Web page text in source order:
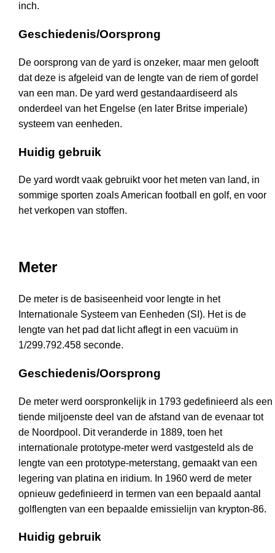
inch.
Geschiedenis/Oorsprong
De oorsprong van de yard is onzeker, maar men gelooft
dat deze is afgeleid van de lengte van de riem of gordel
van een man. De yard werd gestandaardiseerd als
onderdeel van het Engelse (en later Britse imperiale)
systeem van eenheden.
Huidig gebruik
De yard wordt vaak gebruikt voor het meten van land, in
sommige sporten zoals American football en golf, en voor
het verkopen van stoffen.
Meter
De meter is de basiseenheid voor lengte in het
Internationale Systeem van Eenheden (SI). Het is de
lengte van het pad dat licht aflegt in een vacuüm in
1/299.792.458 seconde.
Geschiedenis/Oorsprong
De meter werd oorspronkelijk in 1793 gedefinieerd als een
tiende miljoenste deel van de afstand van de evenaar tot
de Noordpool. Dit veranderde in 1889, toen het
internationale prototype-meter werd vastgesteld als de
lengte van een prototype-meterstang, gemaakt van een
legering van platina en iridium. In 1960 werd de meter
opnieuw gedefinieerd in termen van een bepaald aantal
golflengten van een bepaalde emissielijn van krypton-86.
Huidig gebruik